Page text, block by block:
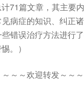
71篇文章，其主要
病症的知识、纠正
错误治疗方法进行
。）
～～～欢迎转发～～～